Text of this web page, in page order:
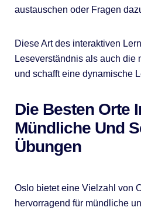
austauschen oder Fragen
Diese Art des interaktiven
Leseverständnis als auch die
und schafft eine dynamische
Die Besten Orte
Mündliche Und
Übungen
Oslo bietet eine Vielzahl von
hervorragend für mündliche